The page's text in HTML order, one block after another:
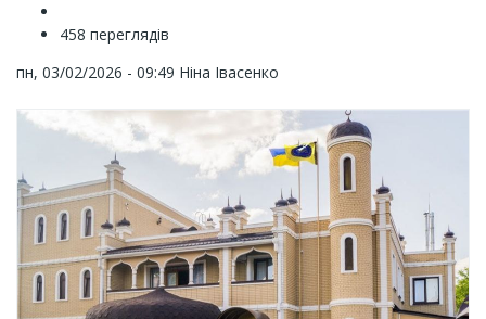
458 переглядів
пн, 03/02/2026 - 09:49 Ніна Івасенко